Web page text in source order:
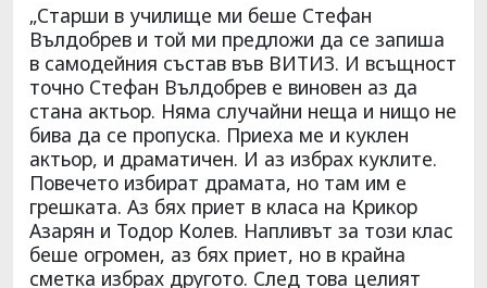
„Старши в училище ми беше Стефан
Вълдобрев и той ми предложи да се запиша
в самодейния състав във ВИТИЗ. И всъщност
точно Стефан Вълдобрев е виновен аз да
стана актьор. Няма случайни неща и нищо не
бива да се пропуска. Приеха ме и куклен
актьор, и драматичен. И аз избрах куклите.
Повечето избират драмата, но там им е
грешката. Аз бях приет в класа на Крикор
Азарян и Тодор Колев. Напливът за този клас
беше огромен, аз бях приет, но в крайна
сметка избрах другото. След това целият